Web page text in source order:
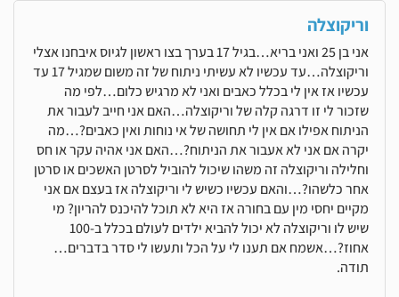
וריקוצלה
אני בן 25 ואני בריא…בגיל 17 בערך בצו ראשון לגיוס איבחנו אצלי
וריקוצלה…עד עכשיו לא עשיתי ניתוח של זה משום שמגיל 17 עד
עכשיו אז אין לי בכלל כאבים ואני לא מרגיש כלום…לפי מה
שזכור לי זו דרגה קלה של וריקוצלה…האם אני חייב לעבור את
הניתוח אפילו אם אין לי תחושה של אי נוחות ואין כאבים?…מה
יקרה אם אני לא אעבור את הניתוח?…האם אני אהיה עקר או חס
וחלילה וריקוצלה זה משהו שיכול להוביל לסרטן האשכים או סרטן
אחר כלשהו?…והאם עכשיו כשיש לי וריקוצלה אז בעצם אם אני
מקיים יחסי מין עם בחורה אז היא לא תוכל להיכנס להריון? מי
שיש לו וריקוצלה לא יכול להביא ילדים לעולם בכלל ב-100
אחוז?…אשמח אם תענו לי על הכל ותעשו לי סדר בדברים…
תודה.